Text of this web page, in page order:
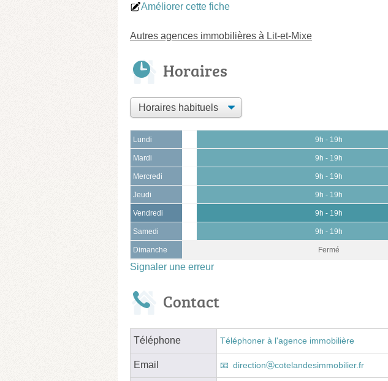
Améliorer cette fiche
Autres agences immobilières à Lit-et-Mixe
Horaires
Lundi 9h - 19h
Mardi 9h - 19h
Mercredi 9h - 19h
Jeudi 9h - 19h
Vendredi 9h - 19h
Samedi 9h - 19h
Dimanche Fermé
Signaler une erreur
Contact
Téléphone Téléphoner à l'agence immobilière
Email directionⓐcotelandesimmobilier.fr